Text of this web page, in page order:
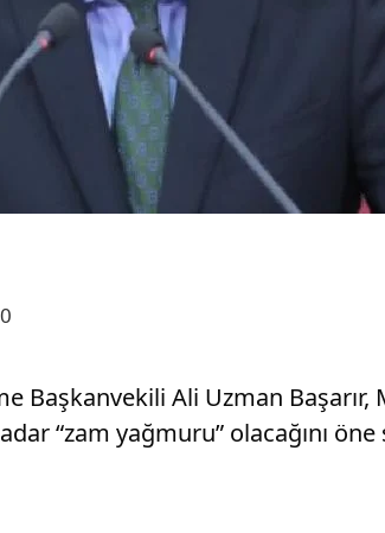
Başkanvekili Ali Uzman
“zam yağmuru” olacağını öne